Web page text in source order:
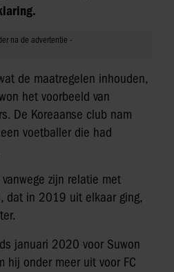
de maatregelen inhouden,
het voorbeeld van
De Koreaanse club nam
voetballer die had
zijn relatie met
dat in 2019 uit elkaar ging,
januari 2020 voor Suwon
hij onder meer uit voor FC